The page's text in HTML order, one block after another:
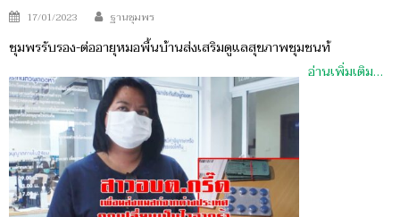
Posted
17/01/2023 Author
ฐานชุมพร
ชุมพรรับรอง-ต่ออายุหมอพื้นบ้านส่งเสริมดูแลสุขภาพชุมชนท้
อ่านเพิ่มเติม…